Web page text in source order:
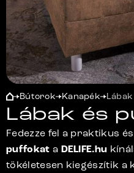
Bútorok Kanapék
Lábak és
Fedezze fel a praktikus
puffokat a DELIFE.hu
tökéletesen kiegészítik a